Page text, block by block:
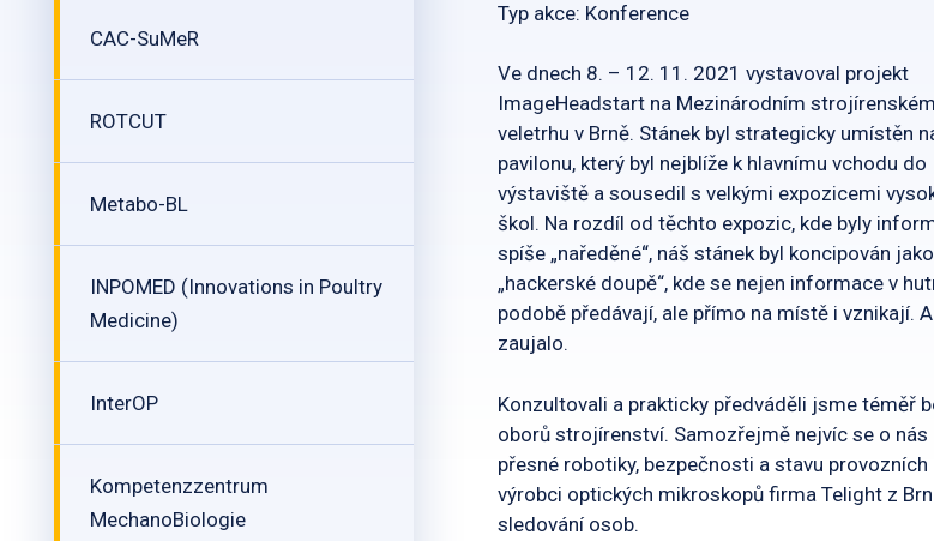
CAC-SuMeR
ROTCUT
Metabo-BL
INPOMED (Innovations in Poultry
Medicine)
InterOP
Kompetenzzentrum
MechanoBiologie
Typ akce: Konference
Ve dnech 8. – 12. 11. 2021 vystavoval projekt
ImageHeadstart na Mezinárodním strojírenském
veletrhu v Brně. Stánek byl strategicky umístěn
pavilonu, který byl nejblíže k hlavnímu vchodu do
výstaviště a sousedil s velkými expozicemi
škol. Na rozdíl od těchto expozic, kde byly
spíše „naředěné“, náš stánek byl koncipován jako
„hackerské doupě“, kde se nejen informace v
podobě předávají, ale přímo na místě i vznikají.
zaujalo.
Konzultovali a prakticky předváděli jsme téměř
oborů strojírenství. Samozřejmě nejvíc se o
přesné robotiky, bezpečnosti a stavu
výrobci optických mikroskopů firma Telight z
sledování osob.